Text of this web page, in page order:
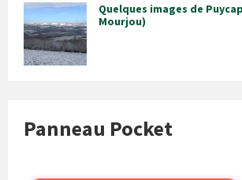
Quelques images de
Mourjou)
Panneau Pocket